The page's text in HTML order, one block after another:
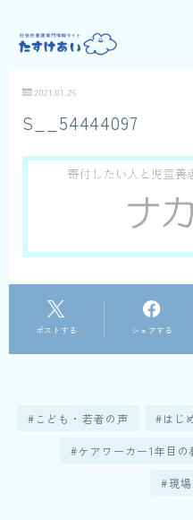
はじめての人へ
動画で学ぶ
ケ
2021.01.26
S__54444097
ポストする シェアする
こども・若者の声 はじ
ケアワーカー1年目の
現